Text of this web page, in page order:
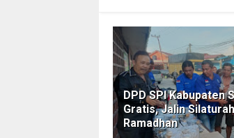
DPD SPI Kabupaten
Gratis, Jalin
Ramadhan